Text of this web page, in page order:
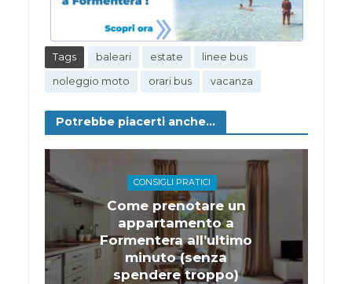
Tags baleari estate linee bus
noleggio moto orari bus vacanza
Potrebbe piacerti anche...
CONSIGLI PRATICI
Come prenotare un
appartamento a
Formentera all’ultimo
minuto (senza
spendere troppo)